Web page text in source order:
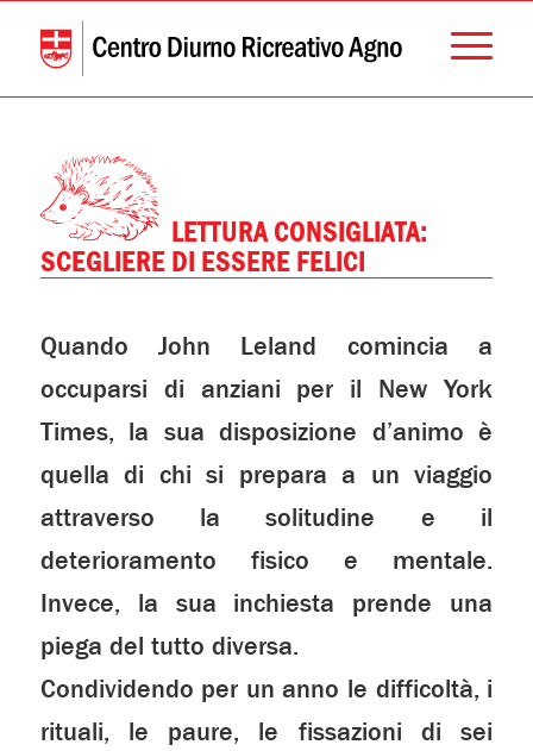
LETTURA CONSIGLIATA:
SCEGLIERE DI ESSERE FELICI
Quando John Leland comincia a
occuparsi di anziani per il New York
Times, la sua disposizione d’animo è
quella di chi si prepara a un viaggio
attraverso la solitudine e il
deterioramento fisico e mentale.
Invece, la sua inchiesta prende una
piega del tutto diversa.
Condividendo per un anno le difficoltà, i
rituali, le paure, le fissazioni di sei